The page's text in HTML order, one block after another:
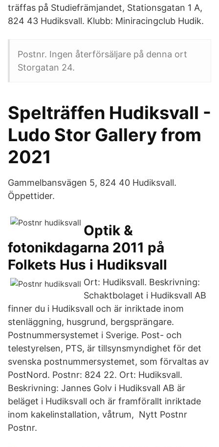
träffas på Studiefrämjandet, Stationsgatan 1 A,
824 43 Hudiksvall. Klubb: Miniracingclub Hudik.
Postnr. Ingen återförsäljare på denna ort
Storgatan 24.
Spelträffen Hudiksvall -
Ludo Stor Gallery from
2021
Gammelbansvägen 5, 824 40 Hudiksvall.
Öppettider.
Optik &
fotonikdagarna 2011 på
Folkets Hus i Hudiksvall
Ort: Hudiksvall. Beskrivning:
Schaktbolaget i Hudiksvall AB
finner du i Hudiksvall och är inriktade inom
stenläggning, husgrund, bergsprängare.
Postnummersystemet i Sverige. Post- och
telestyrelsen, PTS, är tillsynsmyndighet för det
svenska postnummersystemet, som förvaltas av
PostNord. Postnr: 824 22. Ort: Hudiksvall.
Beskrivning: Jannes Golv i Hudiksvall AB är
beläget i Hudiksvall och är framförallt inriktade
inom kakelinstallation, våtrum, Nytt Postnr
Postnr.